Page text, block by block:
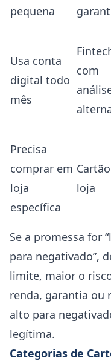
pequena
Usa conta
digital todo
mês
com
Precisa
comprar em
loja
específica
loja
Se a promessa for
para negativado”,
limite, maior o
renda, garantia ou
alto para
legítima.
Categorias de